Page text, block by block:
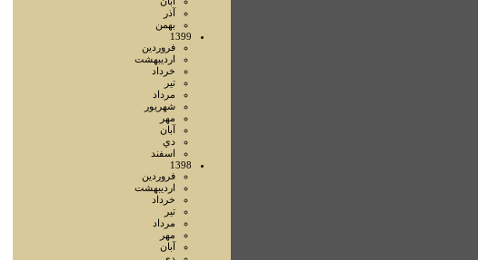
آذر
بهمن
1399
فروردين
ارديبهشت
خرداد
تير
مرداد
شهريور
مهر
آبان
دي
اسفند
1398
فروردين
ارديبهشت
خرداد
تير
مرداد
مهر
آبان